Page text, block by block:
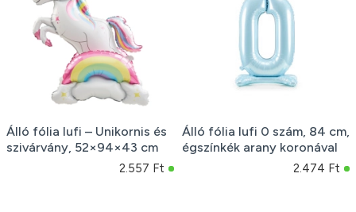
Álló fólia lufi – Unikornis és
szivárvány, 52×94×43 cm
2.557 Ft
Álló fólia lufi 0 szám, 84 cm,
égszínkék arany koronával
2.474 Ft